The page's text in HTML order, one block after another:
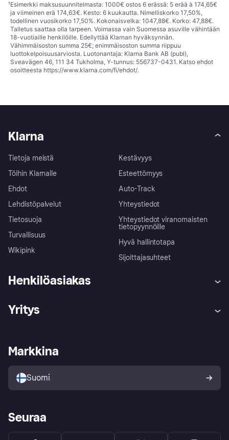
¹Esimerkki maksusuunnitelmasta: 1000€ ostos 6 erässä: 5 erää à 174,65€
ja viimeinen erä 174,63€. Kesto: 6 kuukautta. Nimelliskorko 17,50%,
todellinen vuosikorko 17,50%. Kokonaisvelka: 1047,88€. Korko: 47,88€.
Talletus saattaa olla tarpeen. Voimassa vain Suomessa asuville vähintään
18-vuotiaille henkilöille. Edellyttää Klarnan hyväksynnän.
Vähimmäisoston summa 25€; enimmäisoston summa riippuu
luottokelpoisuusarviosta. Luotonantaja: Klarna Bank AB (publ),
Sveavägen 46, 111 34 Tukholma, Y-tunnus: 556737-0431. Katso ehdot
osoitteesta https://www.klarna.com/fi/ehdot/.
Klarna
Tietoja meistä
Töihin Klarnalle
Ehdot
Lehdistöpalvelut
Tietosuoja
Turvallisuus
Wikipink
Kestävyys
Esteettömyys
Auto-Track
Yhteystiedot
Yhteystiedot viranomaisten
tietopyynnöille
Hyvä hallintotapa
Sijoittajasuhteet
Henkilöasiakas
Ohje
Kirjaudu sisään
Tutustu kauppoihin
Ostajan turva
Yritys
Kirjaudu sisään yrityksenä
Markkina
Suomi
Seuraa